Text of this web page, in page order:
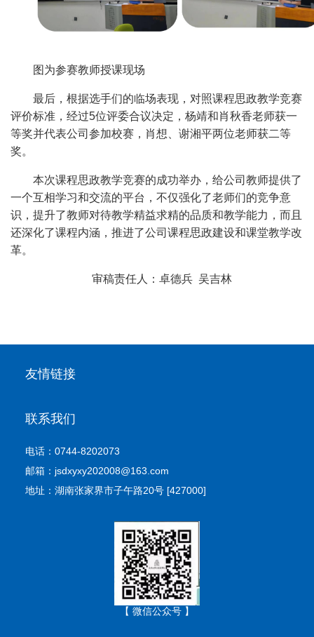
图为参赛教师授课现场
最后，根据选手们的临场表现，对照课程思政教学竞赛
评价标准，经过5位评委合议决定， 杨靖和肖秋香老师获一
等奖并代表公司参加校赛， 肖想、谢湘平两位老师获二等
奖。
本次课程思政教学竞赛的成功举办，给公司教师提供了
一个互相学习和交流的平台，不仅强化了老师们的竞争意
识，提升了教师对待教学精益求精的品质和教学能力，而且
还深化了课程内涵，推进了公司课程思政建设和课堂教学改
革。
审稿责任人：卓德兵 吴吉林
友情链接
联系我们
电话：0744-8202073
邮箱：jsdxyxy202008@163.com
地址：湖南张家界市子午路20号 [427000]
【 微信公众号 】